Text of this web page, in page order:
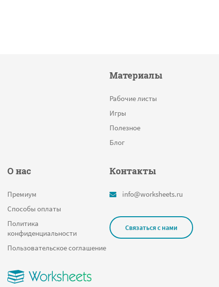
Материалы
Рабочие листы
Игры
Полезное
Блог
О нас
Премиум
Способы оплаты
Политика
конфиденциальности
Пользовательское соглашение
Контакты
info@worksheets.ru
Связаться с нами